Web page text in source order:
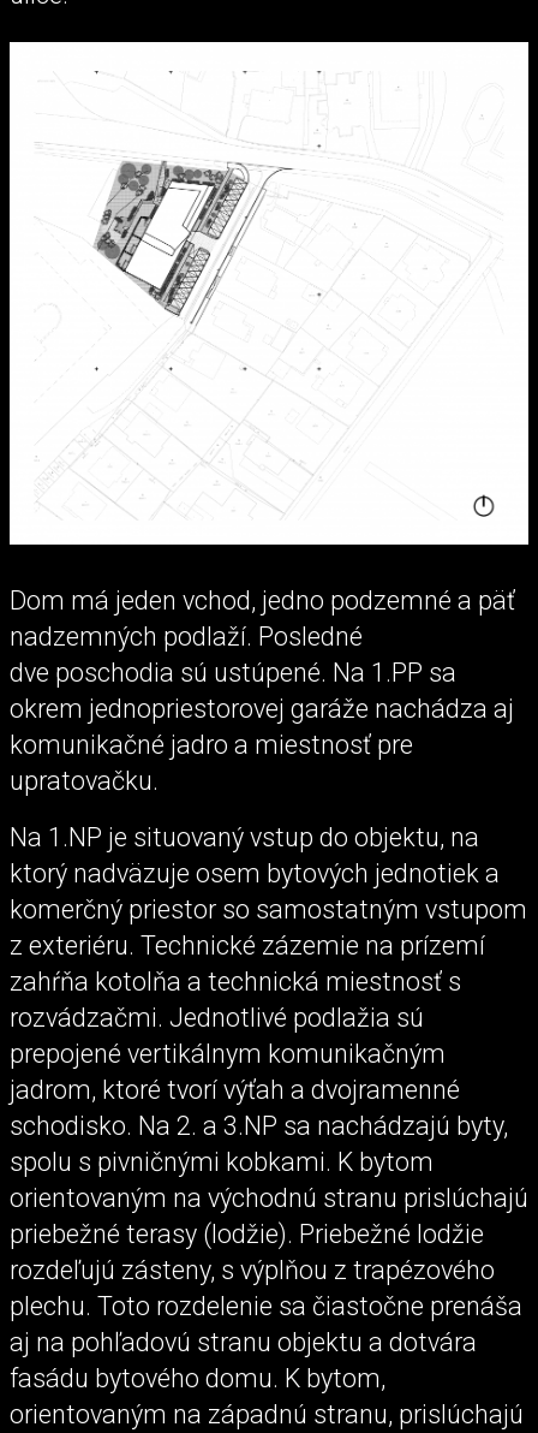
Dom má jeden vchod, jedno podzemné a päť
nadzemných podlaží. Posledné
dve poschodia sú ustúpené. Na 1.PP sa
okrem jednopriestorovej garáže nachádza aj
komunikačné jadro a miestnosť pre
upratovačku.
Na 1.NP je situovaný vstup do objektu, na
ktorý nadväzuje osem bytových jednotiek a
komerčný priestor so samostatným vstupom
z exteriéru. Technické zázemie na prízemí
zahŕňa kotolňa a technická miestnosť s
rozvádzačmi. Jednotlivé podlažia sú
prepojené vertikálnym komunikačným
jadrom, ktoré tvorí výťah a dvojramenné
schodisko. Na 2. a 3.NP sa nachádzajú byty,
spolu s pivničnými kobkami. K bytom
orientovaným na východnú stranu prislúchajú
priebežné terasy (lodžie). Priebežné lodžie
rozdeľujú zásteny, s výplňou z trapézového
plechu. Toto rozdelenie sa čiastočne prenáša
aj na pohľadovú stranu objektu a dotvára
fasádu bytového domu. K bytom,
orientovaným na západnú stranu, prislúchajú